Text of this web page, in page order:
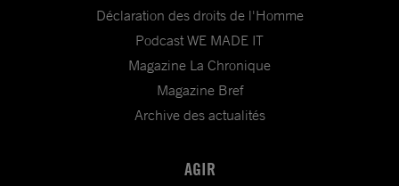
Déclaration des droits de l'Homme
Podcast WE MADE IT
Magazine La Chronique
Magazine Bref
Archive des actualités
AGIR